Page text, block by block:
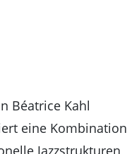
Béatrice Kahl
eine Kombination
Jazzstrukturen